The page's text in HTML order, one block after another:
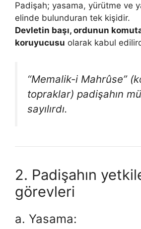
Padişah; yasama, yürütme ve
elinde bulunduran tek kişidir.
Devletin başı, ordunun
koruyucusu olarak kabul
“Memalik-i Mahrûse”
topraklar) padişahın
sayılırdı.
2. Padişahın
görevleri
a. Yasama: